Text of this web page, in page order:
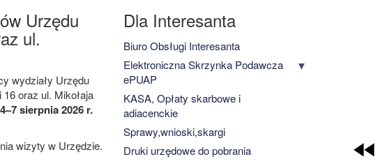
Urzędu
ul.
wydziały Urzędu
oraz ul. Mikołaja
4–7 sierpnia 2026 r.
wizyty w Urzędzie.
Dla Interesanta
Biuro Obsługi Interesanta
Elektroniczna Skrzynka Podawcza
ePUAP
KASA, Opłaty skarbowe i
adiacenckie
Sprawy,wnioski,skargi
Druki urzędowe do pobrania